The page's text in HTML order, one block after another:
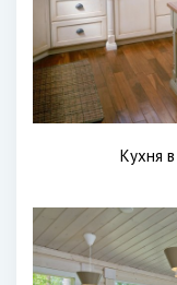
Кухня